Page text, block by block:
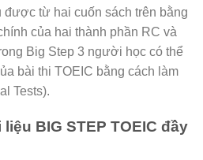
từ hai cuốn sách trên bằng
của hai thành phần RC và
Big Step 3 người học có thể
bài thi TOEIC bằng cách làm
Tests).
BIG STEP TOEIC đầy